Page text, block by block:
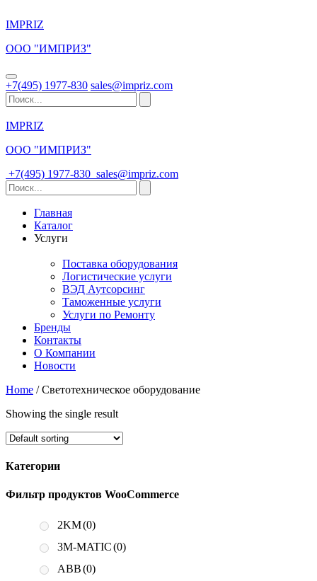
IMPRIZ
ООО "ИМПРИЗ"
+7(495) 1977-830 sales@impriz.com
IMPRIZ
ООО "ИМПРИЗ"
+7(495) 1977-830 sales@impriz.com
Главная
Каталог
Услуги
Поставка оборудования
Логистические услуги
ВЭД Аутсорсинг
Таможенные услуги
Услуги по Ремонту
Бренды
Контакты
О Компании
Новости
Home / Светотехническое оборудование
Showing the single result
Категории
Фильтр продуктов WooCommerce
2KM(0)
3M-MATIC(0)
ABB(0)